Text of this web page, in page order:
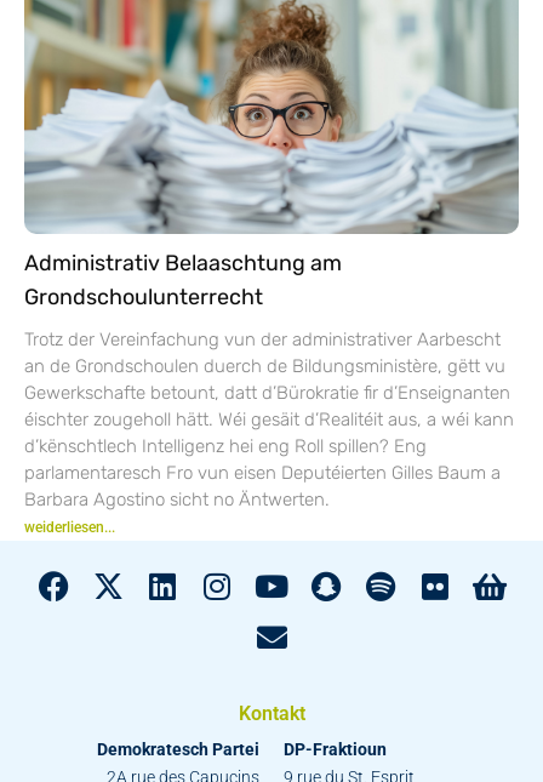
Administrativ Belaaschtung am
Grondschoulunterrecht
Trotz der Vereinfachung vun der administrativer Aarbescht
an de Grondschoulen duerch de Bildungsministère, gëtt vu
Gewerkschafte betount, datt d’Bürokratie fir d’Enseignanten
éischter zougeholl hätt. Wéi gesäit d’Realitéit aus, a wéi kann
d’kënschtlech Intelligenz hei eng Roll spillen? Eng
parlamentaresch Fro vun eisen Deputéierten Gilles Baum a
Barbara Agostino sicht no Äntwerten.
weiderliesen...
Kontakt
Demokratesch Partei
2A rue des Capucins
DP-Fraktioun
9 rue du St. Esprit